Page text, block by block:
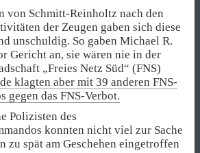
von Schmitt-Reinholtz nach den
der Zeugen gaben sich diese
unschuldig. So gaben Michael R.
Gericht an, sie wären nie in der
„Freies Netz Süd“ (FNS)
klagten aber mit 39 anderen FNS-
das FNS-Verbot.
Polizisten des
konnten nicht viel zur Sache
zu spät am Geschehen eingetroffen